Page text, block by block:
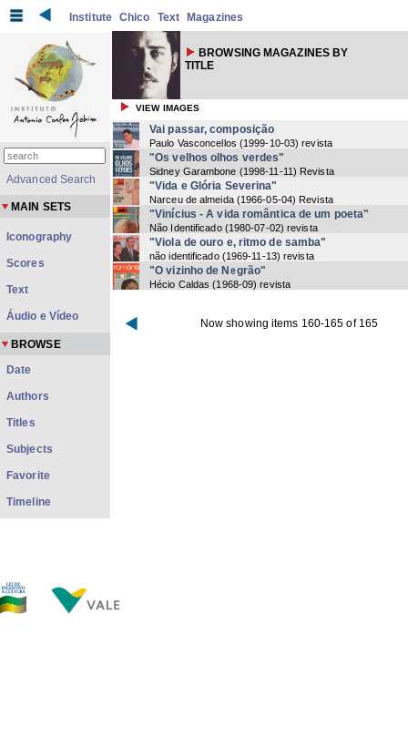
Institute Chico Text Magazines
BROWSING MAGAZINES BY
TITLE
VIEW IMAGES
Vai passar, composição
Paulo Vasconcellos (1999-10-03) revista
"Os velhos olhos verdes"
Sidney Garambone (1998-11-11) Revista
"Vida e Glória Severina"
Narceu de almeida (1966-05-04) Revista
"Vinícius - A vida romântica de um poeta"
Não Identificado (1980-07-02) revista
"Viola de ouro e, ritmo de samba"
não identificado (1969-11-13) revista
"O vizinho de Negrão"
Hécio Caldas (1968-09) revista
Now showing items 160-165 of 165
Advanced Search
MAIN SETS
Iconography
Scores
Text
Áudio e Vídeo
BROWSE
Date
Authors
Titles
Subjects
Favorite
Timeline